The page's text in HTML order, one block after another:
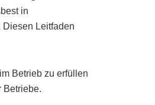
in
Diesen Leitfaden
Betrieb zu erfüllen
Betriebe.